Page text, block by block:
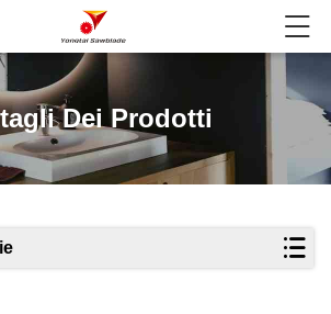
Dei Prodotti